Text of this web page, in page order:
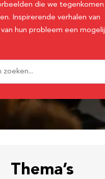
die we
Inspirerende verhalen van
hun probleem een
Thema’s